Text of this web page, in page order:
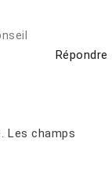
Répondre
Les champs